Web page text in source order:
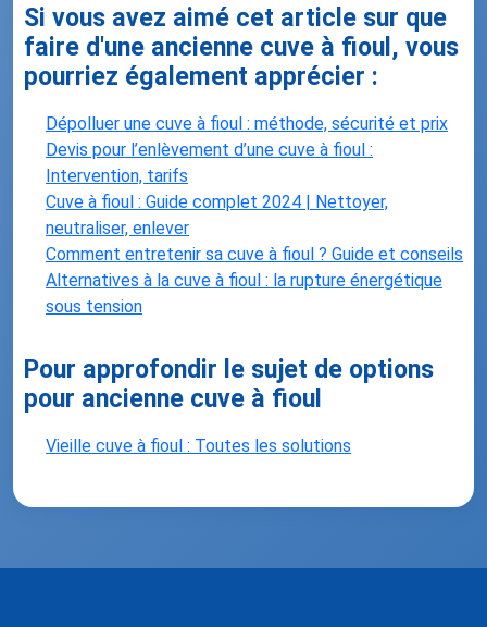
Si vous avez aimé cet article sur que
faire d'une ancienne cuve à fioul, vous
pourriez également apprécier :
Dépolluer une cuve à fioul : méthode, sécurité et prix
Devis pour l’enlèvement d’une cuve à fioul :
Intervention, tarifs
Cuve à fioul : Guide complet 2024 | Nettoyer,
neutraliser, enlever
Comment entretenir sa cuve à fioul ? Guide et conseils
Alternatives à la cuve à fioul : la rupture énergétique
sous tension
Pour approfondir le sujet de options
pour ancienne cuve à fioul
Vieille cuve à fioul : Toutes les solutions